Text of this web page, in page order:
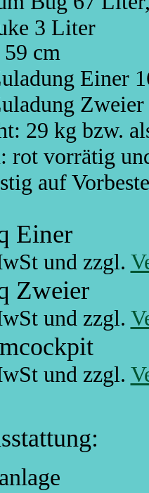
3 Liter
cm
Einer
29 kg bzw.
rot vorrätig
auf
und zzgl.
und zzgl.
und zzgl.